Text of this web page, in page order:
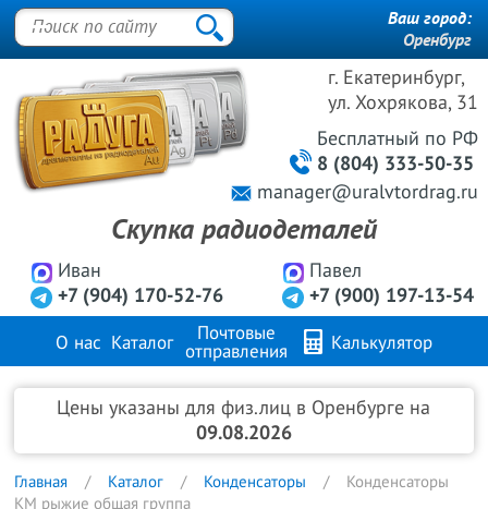
г. Екатеринбург,
ул. Хохрякова, 31
Иван
+7 (904) 170-52-76
Павел
+7 (900) 197-13-54
Бесплатный по РФ
8 (804) 333-50-35
manager@uralvtordrag.ru
Скупка радиодеталей
Ваш город:
Оренбург
О нас Каталог
Почтовые
отправления
Калькулятор
Продажа металлов Контакты
Цены указаны для физ.лиц в Оренбурге на
09.08.2026
Главная Каталог Конденсаторы
Конденсаторы
КМ рыжие общая группа